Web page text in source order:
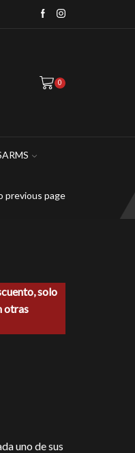
WhatsApp: 449 467 1883
0
previous page
solo
otras
uno de sus